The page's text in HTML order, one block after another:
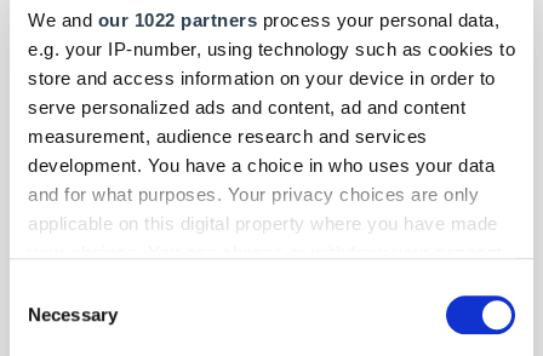
We and our 1022 partners process your personal data,
e.g. your IP-number, using technology such as cookies to
store and access information on your device in order to
serve personalized ads and content, ad and content
measurement, audience research and services
development. You have a choice in who uses your data
and for what purposes. Your privacy choices are only
applicable on this digital property where you have made
the Privacy trigger icon.
Selection
Necessary
Euro.